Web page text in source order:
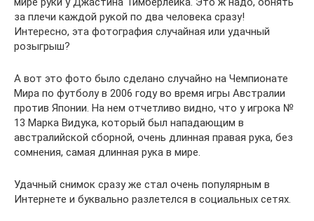
за плечи каждой рукой по два человека сразу!
Интересно, эта фотография случайная или удачный
розыгрыш?
А вот это фото было сделано случайно на Чемпионате
Мира по футболу в 2006 году во время игры Австралии
против Японии. На нем отчетливо видно, что у игрока №
13 Марка Видука, который был нападающим в
австралийской сборной, очень длинная правая рука, без
сомнения, самая длинная рука в мире.
Удачный снимок сразу же стал очень популярным в
Интернете и буквально разлетелся в социальных сетях.